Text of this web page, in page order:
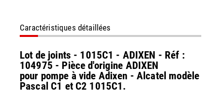
Caractéristiques détaillées
Lot de joints - 1015C1 - ADIXEN - Réf :
104975 - Pièce d'origine ADIXEN
pour pompe à vide Adixen - Alcatel modèle
Pascal C1 et C2 1015C1.